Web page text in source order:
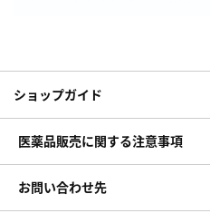
ショップガイド
医薬品販売に関する注意事項
お問い合わせ先